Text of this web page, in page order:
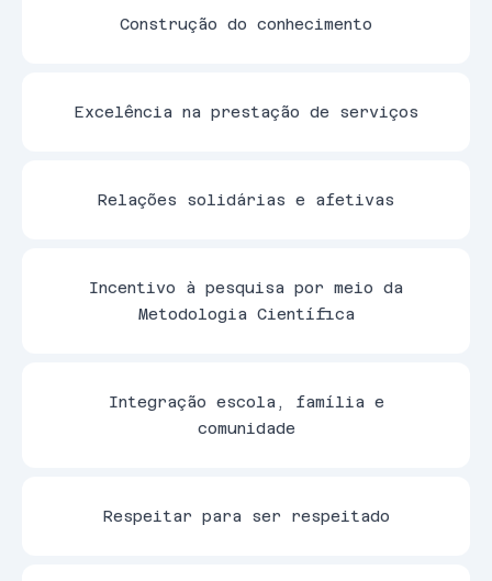
Construção do conhecimento
Excelência na prestação de serviços
Relações solidárias e afetivas
Incentivo à pesquisa por meio da
Metodologia Científica
Integração escola, família e
comunidade
Respeitar para ser respeitado